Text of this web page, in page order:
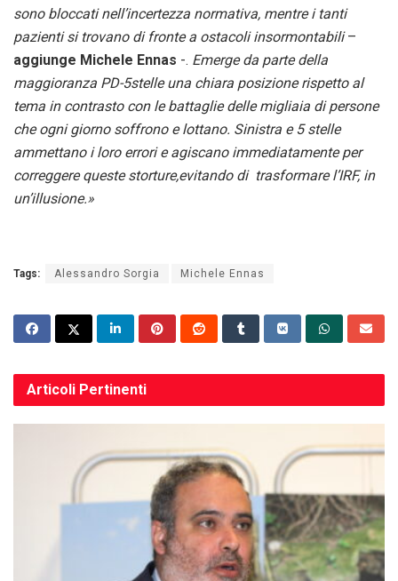
sono bloccati nell’incertezza normativa, mentre i tanti
pazienti si trovano di fronte a ostacoli insormontabili–
aggiunge Michele Ennas -. Emerge da parte della
maggioranza PD-5stelle una chiara posizione rispetto al
tema in contrasto con le battaglie delle migliaia di persone
che ogni giorno soffrono e lottano. Sinistra e 5 stelle
ammettano i loro errori e agiscano immediatamente per
correggere queste storture,evitando di trasformare l’IRF, in
un’illusione.»
Tags: Alessandro Sorgia Michele Ennas
Articoli Pertinenti